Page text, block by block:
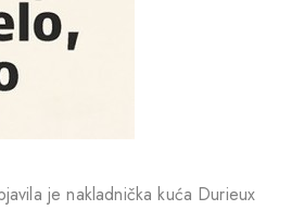
je nakladnička kuća Durieux